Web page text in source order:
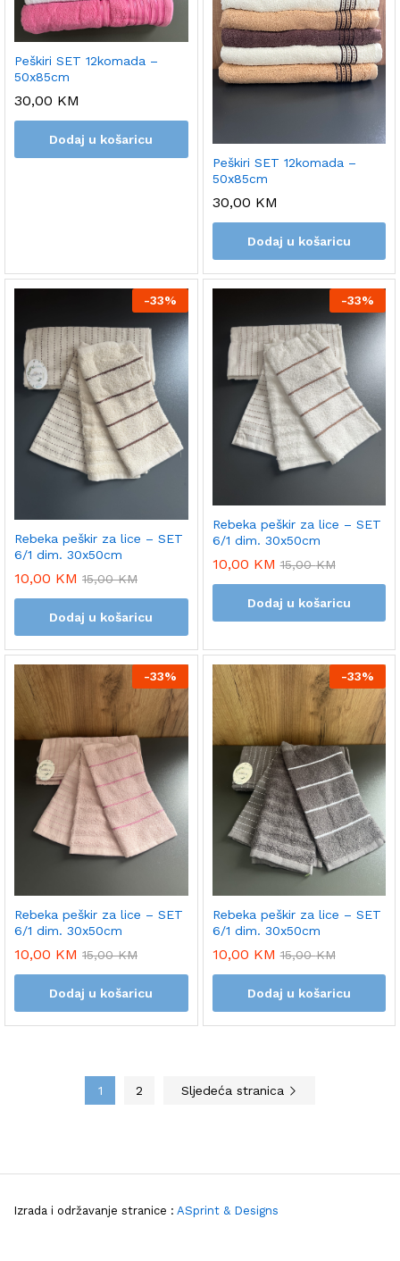
Peškiri SET 12komada –
50x85cm
30,00 KM
Dodaj u košaricu
Peškiri SET 12komada –
50x85cm
30,00 KM
Dodaj u košaricu
-33%
Rebeka peškir za lice – SET
6/1 dim. 30x50cm
10,00 KM 15,00KM
Dodaj u košaricu
-33%
Rebeka peškir za lice – SET
6/1 dim. 30x50cm
10,00 KM 15,00KM
Dodaj u košaricu
-33%
Rebeka peškir za lice – SET
6/1 dim. 30x50cm
10,00 KM 15,00KM
Dodaj u košaricu
-33%
Rebeka peškir za lice – SET
6/1 dim. 30x50cm
10,00 KM 15,00KM
Dodaj u košaricu
1 2 Sljedeća stranica
Izrada i održavanje stranice : ASprint & Designs